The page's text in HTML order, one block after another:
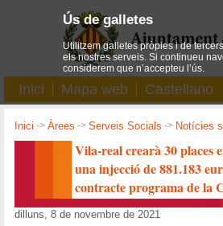
Inici Mapa web Castellano
Inici ->Àrees ->Serveis Socials -> Notícies
Vila-real crearà 30 places
una injecció de 881.183
contracte programa de la
dilluns, 8 de novembre de 2021
Ús de galletes
Utilitzem galletes pròpies i de
els nostres serveis. Si continueu
considerem que n’accepteu l’ús.